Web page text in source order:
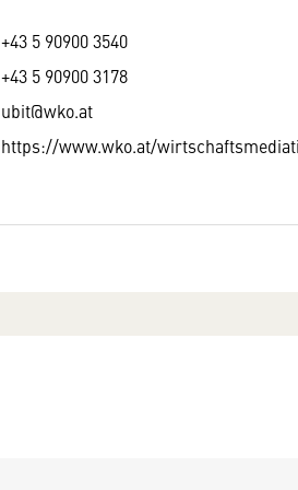
+43 5 90900 3540
+43 5 90900 3178
ubit@wko.at
https://www.wko.at/